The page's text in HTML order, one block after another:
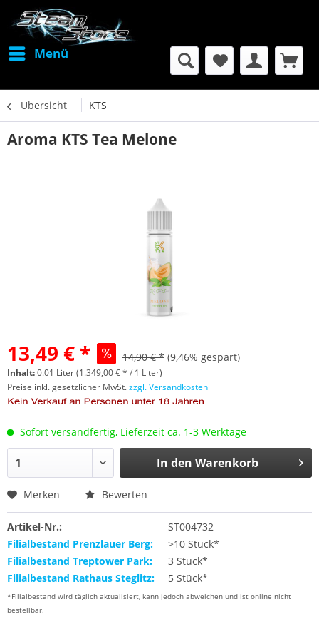
Menü
Übersicht KTS
Aroma KTS Tea Melone
13,49 € * 14,90 € * (9,46% gespart)
Inhalt:0.01 Liter (1.349,00 € * / 1 Liter)
Preise inkl. gesetzlicher MwSt.zzgl. Versandkosten
Sofort versandfertig, Lieferzeit ca. 1-3 Werktage
In den Warenkorb
Merken Bewerten
Artikel-Nr.:
ST004732
Filialbestand Prenzlauer Berg:
>10 Stück*
Filialbestand Treptower Park:
3 Stück*
Filialbestand Rathaus Steglitz:
5 Stück*
*Filialbestand wird täglich aktualisiert, kann jedoch abweichen und ist online nicht
bestellbar.